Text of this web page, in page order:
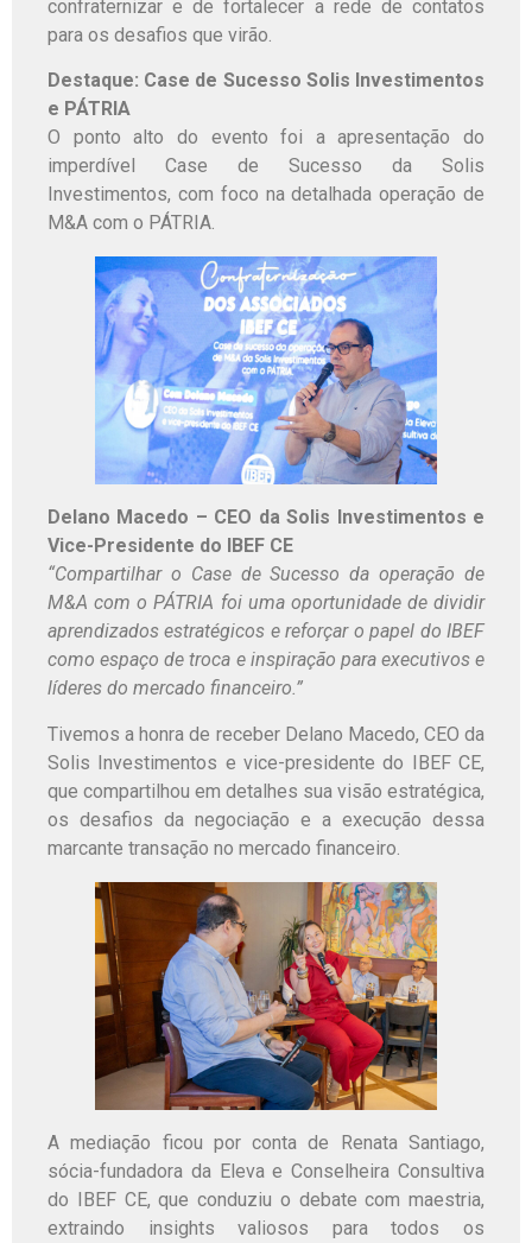
confraternizar e de fortalecer a rede de contatos
para os desafios que virão.
Destaque: Case de Sucesso Solis Investimentos
e PÁTRIA
O ponto alto do evento foi a apresentação do
imperdível Case de Sucesso da Solis
Investimentos, com foco na detalhada operação de
M&A com o PÁTRIA.
Delano Macedo – CEO da Solis Investimentos e
Vice-Presidente do IBEF CE
“Compartilhar o Case de Sucesso da operação de
M&A com o PÁTRIA foi uma oportunidade de dividir
aprendizados estratégicos e reforçar o papel do IBEF
como espaço de troca e inspiração para executivos e
líderes do mercado financeiro.”
Tivemos a honra de receber Delano Macedo, CEO da
Solis Investimentos e vice-presidente do IBEF CE,
que compartilhou em detalhes sua visão estratégica,
os desafios da negociação e a execução dessa
marcante transação no mercado financeiro.
A mediação ficou por conta de Renata Santiago,
sócia-fundadora da Eleva e Conselheira Consultiva
do IBEF CE, que conduziu o debate com maestria,
extraindo insights valiosos para todos os